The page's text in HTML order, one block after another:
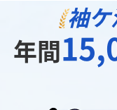
袖
年間